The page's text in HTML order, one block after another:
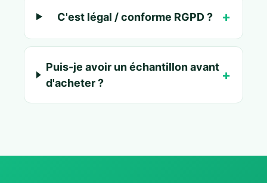
C'est légal / conforme RGPD ?
Puis-je avoir un échantillon avant
d'acheter ?